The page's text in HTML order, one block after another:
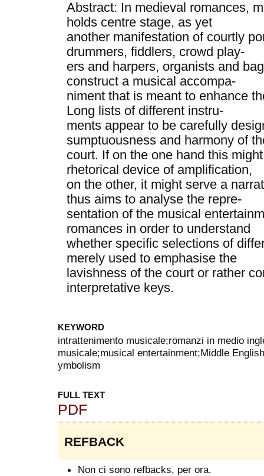
Abstract: In medieval romances,
holds centre stage, as yet
another manifestation of courtly
drummers, fiddlers, crowd play-
ers and harpers, organists and
construct a musical accompa-
niment that is meant to enhance
Long lists of different instru-
ments appear to be carefully
sumptuousness and harmony of
court. If on the one hand this
rhetorical device of amplification,
on the other, it might serve a
thus aims to analyse the repre-
sentation of the musical
romances in order to understand
whether specific selections of
merely used to emphasise the
lavishness of the court or rather
interpretative keys.
KEYWORD
intrattenimento musicale;romanzi in medio
musicale;musical entertainment;Middle
ymbolism
FULL TEXT
PDF
REFBACK
Non ci sono refbacks, per ora.